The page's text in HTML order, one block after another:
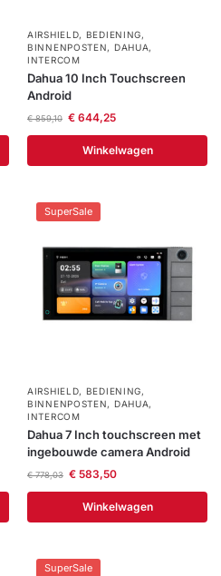
AIRSHIELD, BEDIENING,
BINNENPOSTEN, DAHUA,
INTERCOM
Dahua 10 Inch Touchscreen
Android
€859,10 €644,25
Winkelwagen
SuperSale
AIRSHIELD, BEDIENING,
BINNENPOSTEN, DAHUA,
INTERCOM
Dahua 7 Inch touchscreen met
ingebouwde camera Android
€778,03 €583,50
Winkelwagen
SuperSale